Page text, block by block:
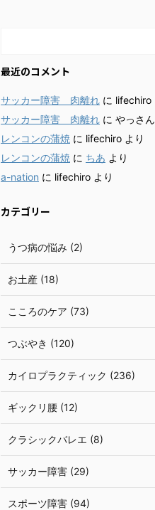
最近のコメント
サッカー障害 肉離れ に lifechiro
サッカー障害 肉離れ に やっさん
レンコンの蒲焼 に lifechiro より
レンコンの蒲焼 に ちあ より
a-nation に lifechiro より
カテゴリー
うつ病の悩み (2)
お土産 (18)
こころのケア (73)
つぶやき (120)
カイロプラクティック (236)
ギックリ腰 (12)
クラシックバレエ (8)
サッカー障害 (29)
スポーツ障害 (94)